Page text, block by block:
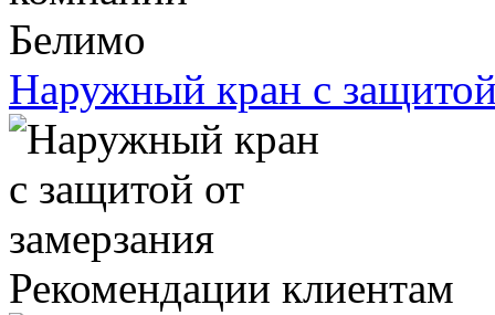
Наружный кран с
Рекомендации клиентам